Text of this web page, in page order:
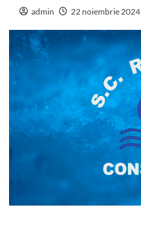
admin 22 noiembrie 2024